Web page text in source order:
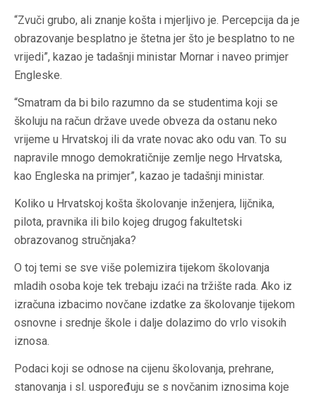
“Zvuči grubo, ali znanje košta i mjerljivo je. Percepcija da je
obrazovanje besplatno je štetna jer što je besplatno to ne
vrijedi”, kazao je tadašnji ministar Mornar i naveo primjer
Engleske.
“Smatram da bi bilo razumno da se studentima koji se
školuju na račun države uvede obveza da ostanu neko
vrijeme u Hrvatskoj ili da vrate novac ako odu van. To su
napravile mnogo demokratičnije zemlje nego Hrvatska,
kao Engleska na primjer”, kazao je tadašnji ministar.
Koliko u Hrvatskoj košta školovanje inženjera, lijčnika,
pilota, pravnika ili bilo kojeg drugog fakultetski
obrazovanog stručnjaka?
O toj temi se sve više polemizira tijekom školovanja
mladih osoba koje tek trebaju izaći na tržište rada. Ako iz
izračuna izbacimo novčane izdatke za školovanje tijekom
osnovne i srednje škole i dalje dolazimo do vrlo visokih
iznosa.
Podaci koji se odnose na cijenu školovanja, prehrane,
stanovanja i sl. uspoređuju se s novčanim iznosima koje